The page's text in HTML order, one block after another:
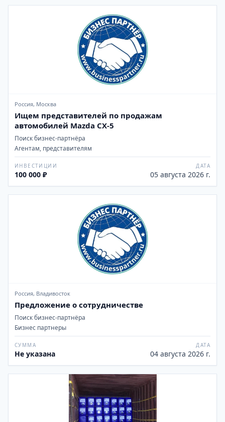
Россия, Москва
Ищем представителей по продажам
автомобилей Mazda CX-5
Поиск бизнес-партнёра
Агентам, представителям
ИНВЕСТИЦИИ
100 000 ₽
ДАТА
05 августа 2026 г.
Россия, Владивосток
Предложение о сотрудничестве
Поиск бизнес-партнёра
Бизнес партнеры
СУММА
Не указана
ДАТА
04 августа 2026 г.